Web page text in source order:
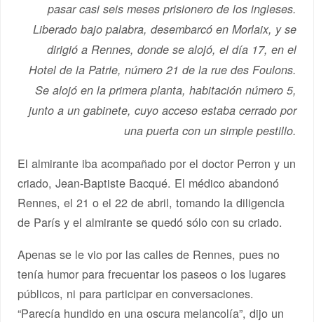
pasar casi seis meses prisionero de los ingleses.
Liberado bajo palabra, desembarcó en Morlaix, y se
dirigió a Rennes, donde se alojó, el día 17, en el
Hotel de la Patrie, número 21 de la rue des Foulons.
Se alojó en la primera planta, habitación número 5,
junto a un gabinete, cuyo acceso estaba cerrado por
una puerta con un simple pestillo.
El almirante iba acompañado por el doctor Perron y un
criado, Jean-Baptiste Bacqué. El médico abandonó
Rennes, el 21 o el 22 de abril, tomando la diligencia
de París y el almirante se quedó sólo con su criado.
Apenas se le vio por las calles de Rennes, pues no
tenía humor para frecuentar los paseos o los lugares
públicos, ni para participar en conversaciones.
“Parecía hundido en una oscura melancolía”, dijo un